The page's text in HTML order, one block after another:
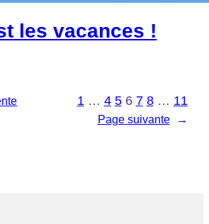
les vacances !
1 … 4 5 6 7 8 … 11
Page suivante →